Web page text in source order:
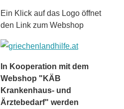
Ein Klick auf das Logo öffnet
den Link zum Webshop
In Kooperation mit dem
Webshop "KÄB
Krankenhaus- und
Ärztebedarf" werden